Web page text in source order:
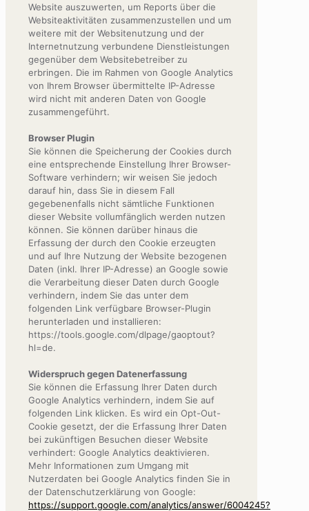
Website auszuwerten, um Reports über die
Websiteaktivitäten zusammenzustellen und um
weitere mit der Websitenutzung und der
Internetnutzung verbundene Dienstleistungen
gegenüber dem Websitebetreiber zu
erbringen. Die im Rahmen von Google Analytics
von Ihrem Browser übermittelte IP-Adresse
wird nicht mit anderen Daten von Google
zusammengeführt.
Browser Plugin
Sie können die Speicherung der Cookies durch
eine entsprechende Einstellung Ihrer Browser-
Software verhindern; wir weisen Sie jedoch
darauf hin, dass Sie in diesem Fall
gegebenenfalls nicht sämtliche Funktionen
dieser Website vollumfänglich werden nutzen
können. Sie können darüber hinaus die
Erfassung der durch den Cookie erzeugten
und auf Ihre Nutzung der Website bezogenen
Daten (inkl. Ihrer IP-Adresse) an Google sowie
die Verarbeitung dieser Daten durch Google
verhindern, indem Sie das unter dem
folgenden Link verfügbare Browser-Plugin
herunterladen und installieren:
https://tools.google.com/dlpage/gaoptout?
hl=de.
Widerspruch gegen Datenerfassung
Sie können die Erfassung Ihrer Daten durch
Google Analytics verhindern, indem Sie auf
folgenden Link klicken. Es wird ein Opt-Out-
Cookie gesetzt, der die Erfassung Ihrer Daten
bei zukünftigen Besuchen dieser Website
verhindert: Google Analytics deaktivieren.
Mehr Informationen zum Umgang mit
Nutzerdaten bei Google Analytics finden Sie in
der Datenschutzerklärung von Google:
https://support.google.com/analytics/answer/6004245?